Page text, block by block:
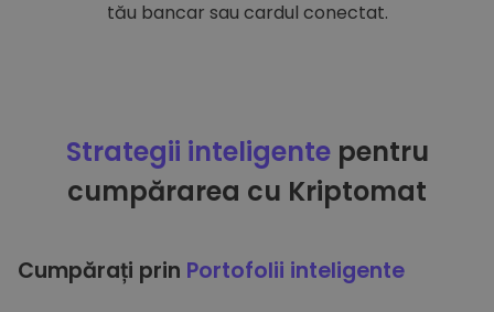
tău bancar sau cardul conectat.
Strategii inteligentepentru
cumpărarea cu Kriptomat
Cumpărați prin Portofolii inteligente